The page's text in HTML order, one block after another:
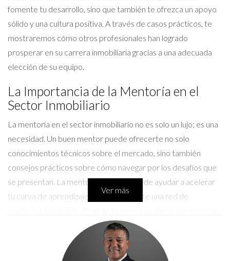
fomente tu desarrollo, sino que también te ofrezca un apoyo
sólido y una cultura positiva. A través de casos prácticos, te
mostraremos cómo otros profesionales han logrado
prosperar en su carrera inmobiliaria gracias a una adecuada
elección de su equipo.
La Importancia de la Mentoría en el
Sector Inmobiliario
La mentoría en el sector inmobiliario no es solo un lujo; es una
necesidad. Un buen mentor puede ofrecerte no solo
conocimientos técnicos sobre el mercado, sino también
consejos prácticos sobre cómo navegar por los desafíos que
se presentan. La mentoría efectiva puede ayudar a acelerar
tu curva de aprendizaje y proporcionarte una red de
la mentoría, estás invirtiendo en tu futuro. > "La mejor
inversión que puedes hacer es en ti mismo." <a
href="https://www.forbes.com/sites/forbescoachescouncil/
Ver más